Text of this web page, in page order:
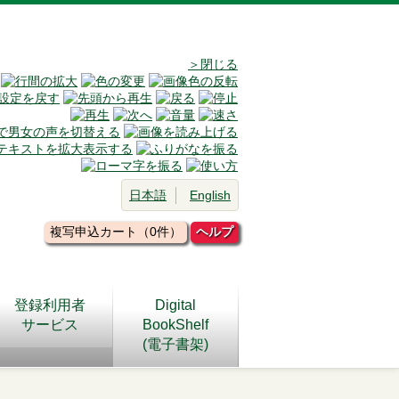
＞閉じる
日本語 English
複写申込カート（0件） ヘルプ
登録利用者
サービス
Digital
BookShelf
(電子書架)